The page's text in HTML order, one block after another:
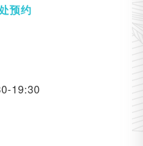
预约
19:30